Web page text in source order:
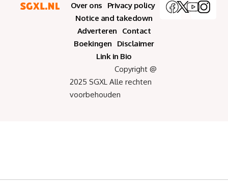
Over ons
Privacy policy
Notice and takedown
Adverteren
Contact
Boekingen
Disclaimer
Link in Bio
Copyright @
2025 SGXL Alle rechten
voorbehouden